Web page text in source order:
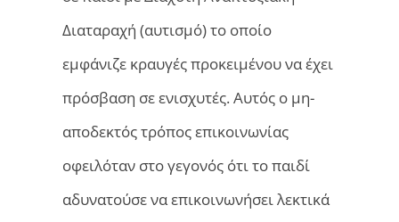
Διαταραχή (αυτισμό) το οποίο
εμφάνιζε κραυγές προκειμένου να έχει
πρόσβαση σε ενισχυτές. Αυτός ο μη-
αποδεκτός τρόπος επικοινωνίας
οφειλόταν στο γεγονός ότι το παιδί
αδυνατούσε να επικοινωνήσει λεκτικά